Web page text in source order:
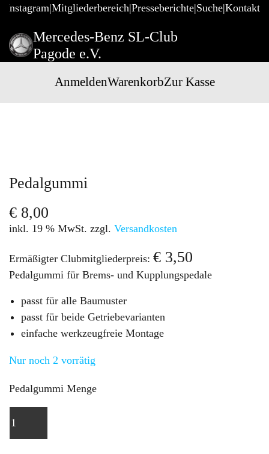
Mitgliederbereich Presseberichte Suche Kontakt
Mercedes-Benz SL-Club
Pagode e.V.
AnmeldenWarenkorbZur Kasse
Pedalgummi
€ 8,00
inkl. 19 % MwSt. zzgl. Versandkosten
Ermäßigter Clubmitgliederpreis: € 3,50
Pedalgummi für Brems- und Kupplungspedale
passt für alle Baumuster
passt für beide Getriebevarianten
einfache werkzeugfreie Montage
Nur noch 2 vorrätig
Pedalgummi Menge